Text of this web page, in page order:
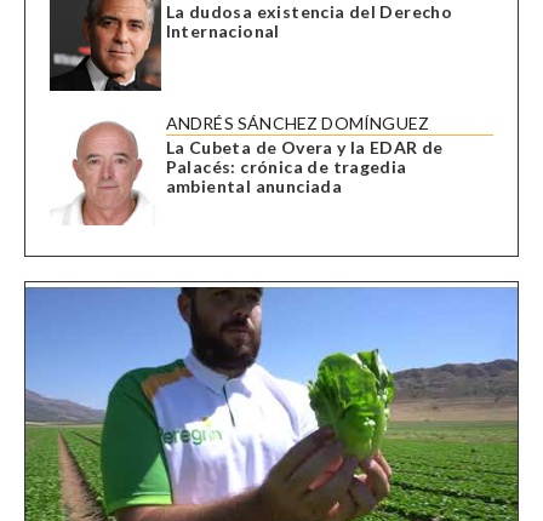
La dudosa existencia del Derecho
Internacional
ANDRÉS SÁNCHEZ DOMÍNGUEZ
La Cubeta de Overa y la EDAR de
Palacés: crónica de tragedia
ambiental anunciada